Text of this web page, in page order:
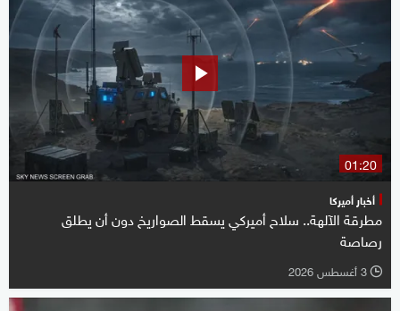
01:20
أخبار أميركا
مطرقة الآلهة.. سلاح أميركي يسقط الصواريخ دون أن يطلق
رصاصة
l 3 أغسطس 2026